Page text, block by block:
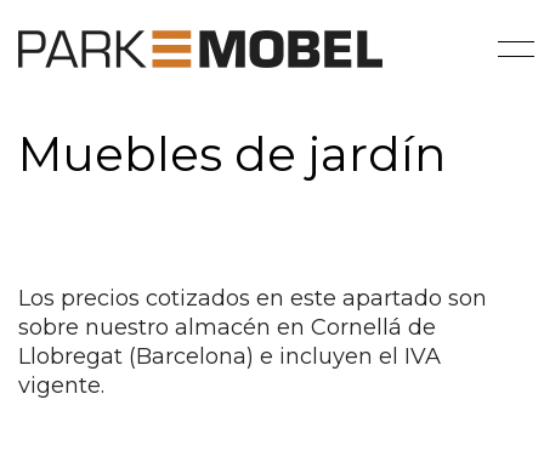
Muebles de jardín
Los precios cotizados en este apartado son
sobre nuestro almacén en Cornellá de
Llobregat (Barcelona) e incluyen el IVA
vigente.